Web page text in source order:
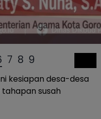
7 8 9
kesiapan desa-desa
susah